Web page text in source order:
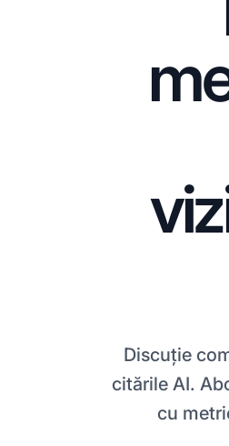
Discuție
citările AI.
cu